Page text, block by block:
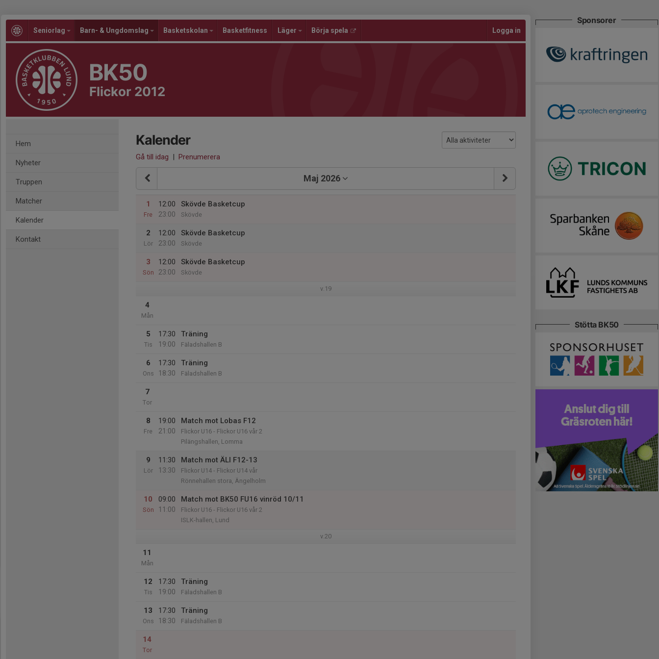
Seniorlag Barn- & Ungdomslag Basketskolan Basketfitness Läger Börja spela Logga in
BK50
Flickor 2012
Hem
Nyheter
Truppen
Matcher
Kalender
Kontakt
Kalender
Gå till idag | Prenumerera
Maj 2026
1
Fre
12:00
23:00
Skövde Basketcup
Skövde
2
Lör
12:00
23:00
Skövde Basketcup
Skövde
3
Sön
12:00
23:00
Skövde Basketcup
Skövde
v.19
4
Mån
5
Tis
17:30
19:00
Träning
Fäladshallen B
6
Ons
17:30
18:30
Träning
Fäladshallen B
7
Tor
8
Fre
19:00
21:00
Match mot Lobas F12
Flickor U16 - Flickor U16 vår 2
Pilängshallen, Lomma
9
Lör
11:30
13:30
Match mot ÄLI F12-13
Flickor U14 - Flickor U14 vår
Rönnehallen stora, Ängelholm
10
Sön
09:00
11:00
Match mot BK50 FU16 vinröd 10/11
Flickor U16 - Flickor U16 vår 2
ISLK-hallen, Lund
v.20
11
Mån
12
Tis
17:30
19:00
Träning
Fäladshallen B
13
Ons
17:30
18:30
Träning
Fäladshallen B
14
Tor
Sponsorer
Stötta BK50